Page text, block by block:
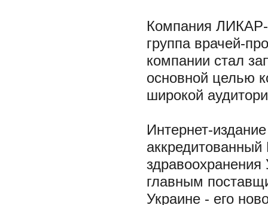
Компания ЛИКАР-
группа врачей-
компании стал
основной целью
широкой
Интернет-
главным
Украине - его